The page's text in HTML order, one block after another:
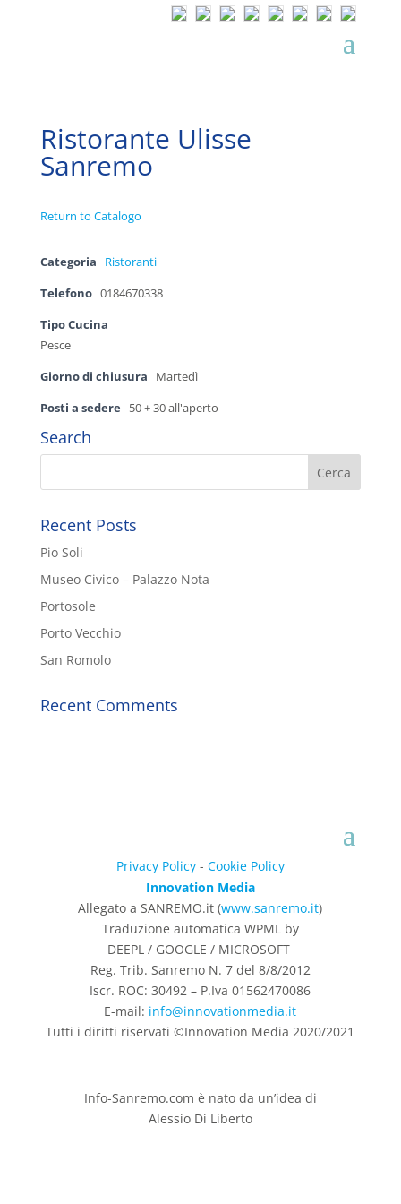
Ristorante Ulisse
Sanremo
Return to Catalogo
Categoria Ristoranti
Telefono 0184670338
Tipo Cucina
Pesce
Giorno di chiusura Martedì
Posti a sedere 50 + 30 all'aperto
Search
Recent Posts
Pio Soli
Museo Civico – Palazzo Nota
Portosole
Porto Vecchio
San Romolo
Recent Comments
Privacy Policy- Cookie Policy
Innovation Media
Allegato a SANREMO.it (www.sanremo.it)
Traduzione automatica WPML by
DEEPL / GOOGLE / MICROSOFT
Reg. Trib. Sanremo N. 7 del 8/8/2012
Iscr. ROC: 30492 – P.Iva 01562470086
E-mail: info@innovationmedia.it
Tutti i diritti riservati ©Innovation Media 2020/2021
Info-Sanremo.com è nato da un’idea di
Alessio Di Liberto